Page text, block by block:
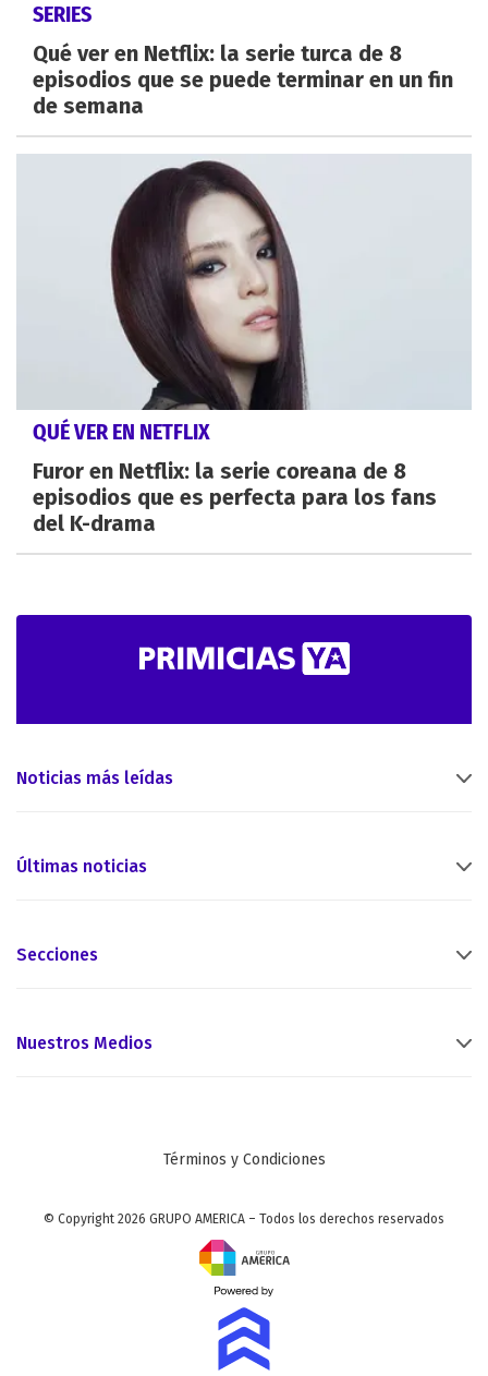
SERIES
Qué ver en Netflix: la serie turca de 8
episodios que se puede terminar en un fin
de semana
QUÉ VER EN NETFLIX
Furor en Netflix: la serie coreana de 8
episodios que es perfecta para los fans
del K-drama
Noticias más leídas
Últimas noticias
Secciones
Nuestros Medios
Términos y Condiciones
© Copyright 2026 GRUPO AMERICA – Todos los derechos reservados